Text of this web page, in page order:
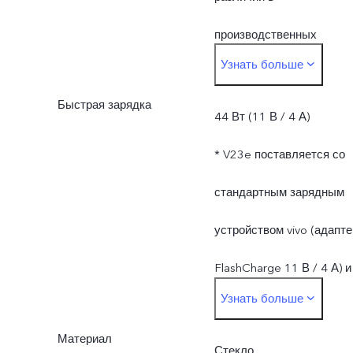
поставляемых
производственных
процессах, методах
измерения и
поставляемых
Узнать больше
Быстрая зарядка
44 Вт (11 В / 4 А)
* V23e поставляется со
стандартным зарядным
устройством vivo
FlashCharge 11 В / 4 А) и
поддерживает зарядку
мощностью до 44 Вт.
Узнать больше
Материал